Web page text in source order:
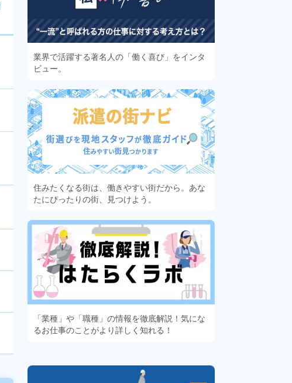
業界で活躍する著名人の「働く喜び」をインタ
ビュー。
住みたくなる街は、働きやすい街だから。あな
たにぴったりの街、見つけよう。
「業種」や「職種」の情報を徹底解説！気にな
るお仕事のことがより詳しく知れる！